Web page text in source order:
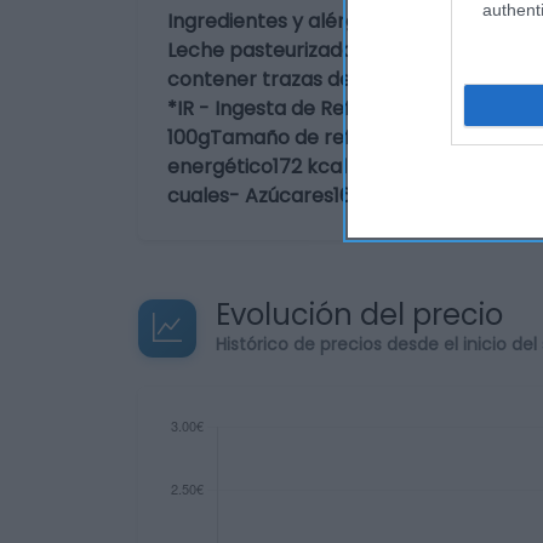
Ingredientes y alérgenos
Leche pasteurizada, nata
contener trazas de cereales con
*IR - Ingesta de Referencia para un
100gTamaño de referencia por
energético172 kcal-112 kcal6
cuales- Azúcares16.3 g-10.6 g12
Evolución del precio
Histórico de precios desde el inicio